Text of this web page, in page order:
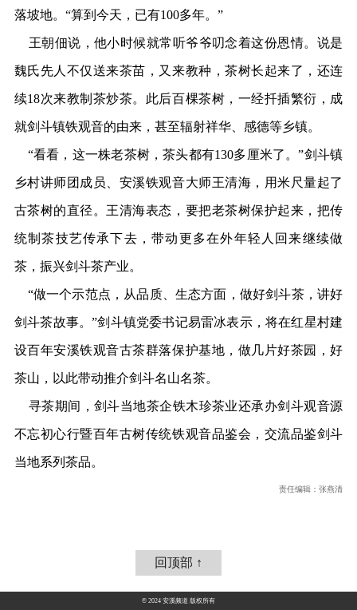
落坡地。“算到今天，已有100多年。”
王朝佃说，他小时候就常听爷爷叨念着这份恩情。说是
魏氏先人不仅送来茶苗，又来教种，茶树长起来了，还连
续18次来教制茶炒茶。此后百棵茶树，一经扦插繁衍，成
就剑斗镇铁观音的由来，甚至辐射祥华、感德等乡镇。
“看看，这一株老茶树，茶头都有130多厘米了。”剑斗镇
乡村讲师团成员、安溪铁观音大师王清海，用米尺量起了
古茶树的直径。王清海表态，要把老茶树保护起来，把传
统制茶技艺传承下去，带动更多在外年轻人回来继续做
茶，振兴剑斗茶产业。
“做一个示范点，从品质、生态方面，做好剑斗茶，讲好
剑斗茶故事。”剑斗镇党委书记易雷冰表示，将在红星村建
设百年安溪铁观音古茶群落保护基地，做几片好茶园，好
茶山，以此带动推介剑斗名山名茶。
寻茶期间，剑斗当地茶企铁木珍茶业还承办剑斗观音源
不忘初心行暨百年古树传统铁观音品鉴会，交流品鉴剑斗
当地系列茶品。
责任编辑：张燕清
回顶部 ↑
© 2024 安溪频道 版权所有